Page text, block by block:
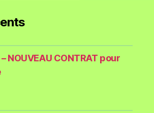
NOUVEAU CONTRAT pour